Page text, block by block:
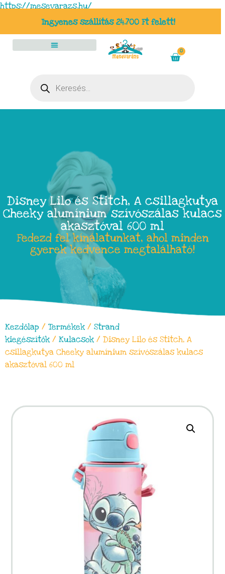
https://mesevarazs.hu/
Ingyenes szállítás 24.700 Ft felett!
0
Disney Lilo és Stitch, A csillagkutya
Cheeky alumínium szívószálas kulacs
akasztóval 600 ml
Fedezd fel kínálatunkat, ahol minden
gyerek kedvence megtalálható!
Kezdőlap / Termékek / Strand
kiegészítők / Kulacsok / Disney Lilo és Stitch, A
csillagkutya Cheeky alumínium szívószálas kulacs
akasztóval 600 ml